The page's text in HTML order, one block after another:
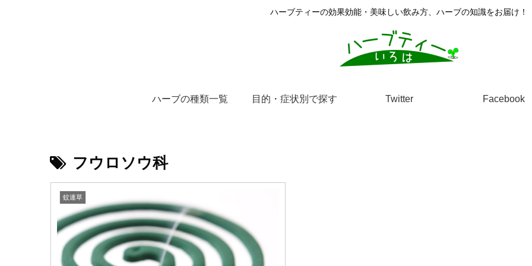
ハーブティーの効果効能・美味しい飲み方、ハーブの知識をお届け！
ハーブの種類一覧 目的・症状別で探す Twitter Facebook
フウロソウ科
蚊連草